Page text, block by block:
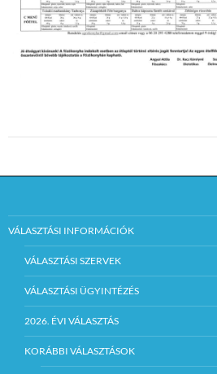
VÁLASZTÁSI INFORMÁCIÓK
VÁLASZTÁSI SZERVEK
VÁLASZTÁSI ÜGYINTÉZÉS
2026. ÉVI VÁLASZTÁS
KORÁBBI VÁLASZTÁSOK